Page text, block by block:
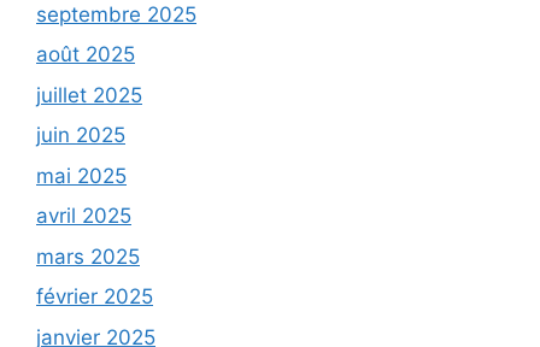
septembre 2025
août 2025
juillet 2025
juin 2025
mai 2025
avril 2025
mars 2025
février 2025
janvier 2025